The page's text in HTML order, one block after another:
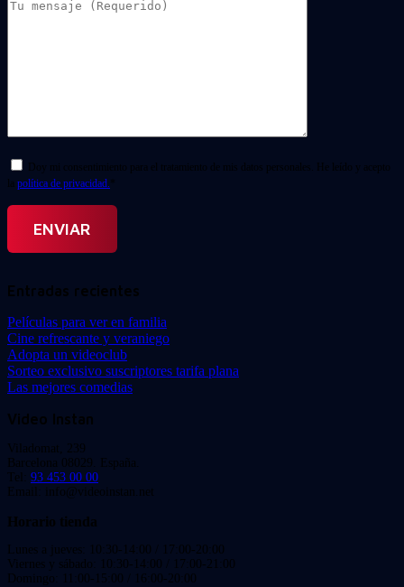
Doy mi consentimiento para el tratamiento de mis datos personales. He leído y acepto
la política de privacidad. *
Entradas recientes
Películas para ver en familia
Cine refrescante y veraniego
Adopta un videoclub
Sorteo exclusivo suscriptores tarifa plana
Las mejores comedias
Video Instan
Viladomat, 239
Barcelona 08029. España.
Tel: 93 453 00 00
Email: info@videoinstan.net
Horario tienda
Lunes a jueves: 10:30-14:00 / 17:00-20:00
Viernes y sábado: 10:30-14:00 / 17:00-21:00
Domingo: 11:00-15:00 / 16:00-20:00